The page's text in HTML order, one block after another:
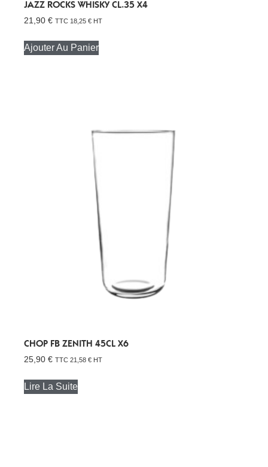
JAZZ ROCKS WHISKY CL.35 X4
21,90 € TTC 18,25 € HT
Ajouter Au Panier
CHOP FB ZENITH 45CL X6
25,90 € TTC 21,58 € HT
Lire La Suite